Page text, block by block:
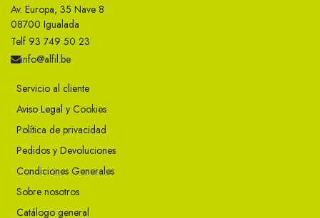
Av. Europa, 35 Nave 8
08700 Igualada
Telf 93 749 50 23
info@alfil.be
Servicio al cliente
Aviso Legal y Cookies
Política de privacidad
Pedidos y Devoluciones
Condiciones Generales
Sobre nosotros
Catálogo general